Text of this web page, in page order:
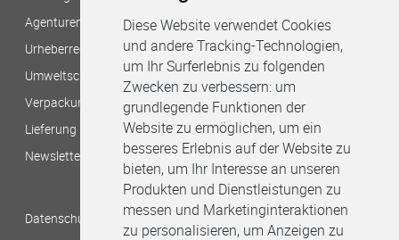
Diese Website verwendet Cookies
und andere Tracking-Technologien,
um Ihr Surferlebnis zu folgenden
Zwecken zu verbessern: um
grundlegende Funktionen der
Website zu ermöglichen, um ein
besseres Erlebnis auf der Website zu
bieten, um Ihr Interesse an unseren
Produkten und Dienstleistungen zu
messen und Marketinginteraktionen
zu personalisieren, um Anzeigen zu
Agenturen/Druckereien
Urheberrecht/Bildnachweis
Umweltschutz bei B&M
Verpackungshinweise
Lieferung per Stadtkurier
Newsletter
Datenschutzbestimmungen